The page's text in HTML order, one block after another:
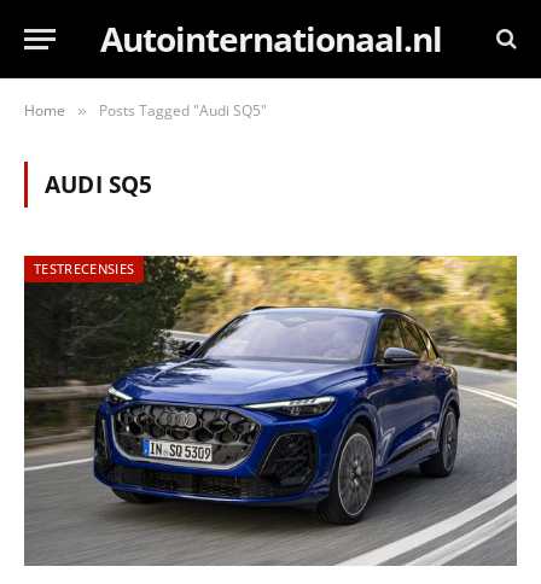
Autointernationaal.nl
Home » Posts Tagged "Audi SQ5"
AUDI SQ5
TESTRECENSIES